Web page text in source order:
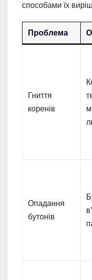
способами їх
Проблема
Гниття
коренів
Опадання
бутонів